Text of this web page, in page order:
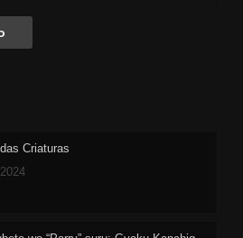
Criaturas
2024